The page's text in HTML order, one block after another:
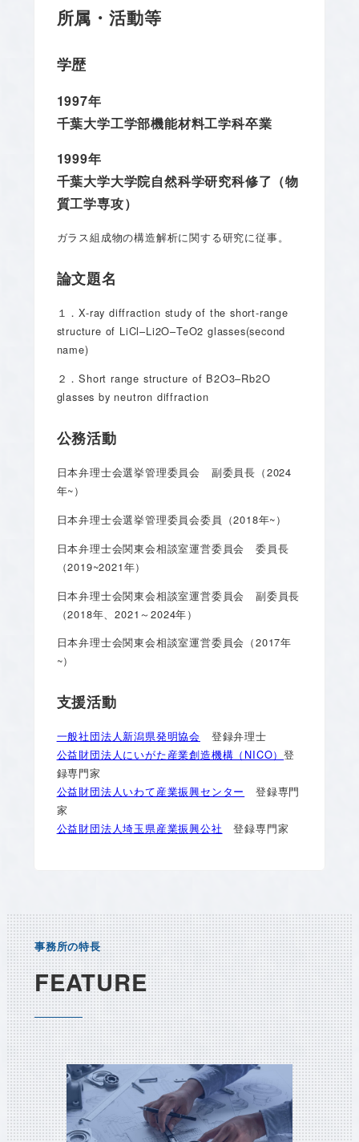
所属・活動等
学歴
1997年
千葉大学工学部機能材料工学科卒業
1999年
千葉大学大学院自然科学研究科修了（物
質工学専攻）
ガラス組成物の構造解析に関する研究に従事。
論文題名
１．X-ray diffraction study of the short-range
structure of LiCl–Li2O–TeO2 glasses(second
name)
２．Short range structure of B2O3–Rb2O
glasses by neutron diffraction
公務活動
日本弁理士会選挙管理委員会 副委員長（2024
年~）
日本弁理士会選挙管理委員会委員（2018年~）
日本弁理士会関東会相談室運営委員会 委員長
（2019~2021年）
日本弁理士会関東会相談室運営委員会 副委員長
（2018年、2021～2024年）
日本弁理士会関東会相談室運営委員会（2017年
~）
支援活動
一般社団法人新潟県発明協会 登録弁理士
公益財団法人にいがた産業創造機構（NICO）登
録専門家
公益財団法人いわて産業振興センター
登録専門
家
公益財団法人埼玉県産業振興公社 登録専門家
事務所の特長
FEATURE